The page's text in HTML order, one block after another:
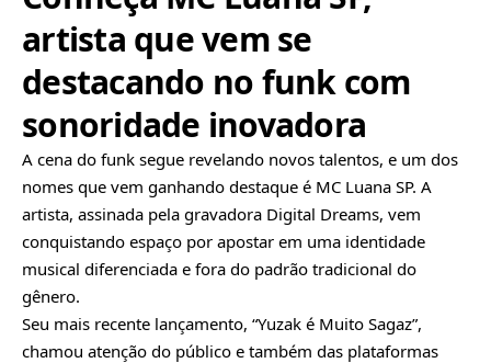
artista que vem se
destacando no funk com
sonoridade inovadora
A cena do funk segue revelando novos talentos, e um dos
nomes que vem ganhando destaque é MC Luana SP. A
artista, assinada pela gravadora Digital Dreams, vem
conquistando espaço por apostar em uma identidade
musical diferenciada e fora do padrão tradicional do
gênero.
Seu mais recente lançamento, “Yuzak é Muito Sagaz”,
chamou atenção do público e também das plataformas